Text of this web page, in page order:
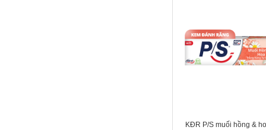
KĐR P/S muối hồng &